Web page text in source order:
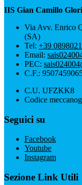
IIS Gian Camillo
Via Avv. Enrico
(SA)
Tel: +39
Email:
PEC:
C.F.:
C.U. UFZKK8
Codice
Seguici su
Facebook
Youtube
Instagram
Sezione Link Utili